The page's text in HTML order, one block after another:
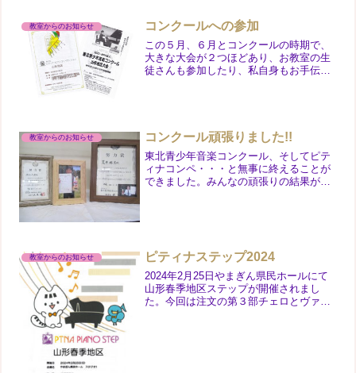
教室からのお知らせ コンクールへの参加
この５月、６月とコンクールの時期で、
大きな大会が２つほどあり、お教室の生
徒さんも参加したり、私自身もお手伝い
教室からのお知らせ コンクール頑張りました!!
東北青少年音楽コンクール、そしてピテ
ィナコンペ・・・と無事に終えることが
できました。みんなの頑張りの結果がみ
教室からのお知らせ ピティナステップ2024
2024年2月25日やまぎん県民ホールにて
山形春季地区ステップが開催されまし
た。今回は注文の第３部チェロとヴァイ